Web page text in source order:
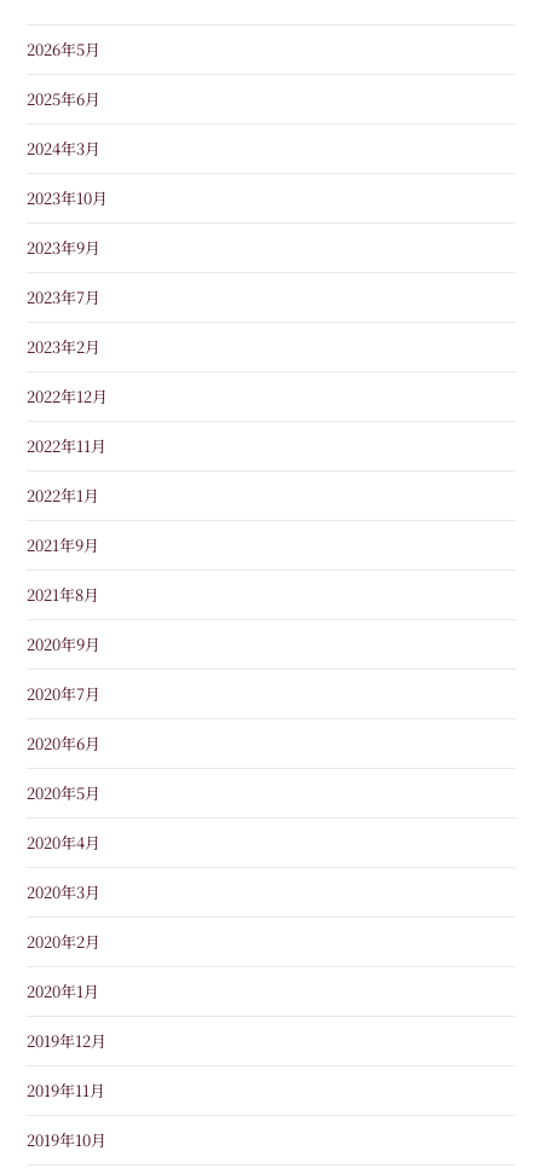
2026年5月
2025年6月
2024年3月
2023年10月
2023年9月
2023年7月
2023年2月
2022年12月
2022年11月
2022年1月
2021年9月
2021年8月
2020年9月
2020年7月
2020年6月
2020年5月
2020年4月
2020年3月
2020年2月
2020年1月
2019年12月
2019年11月
2019年10月